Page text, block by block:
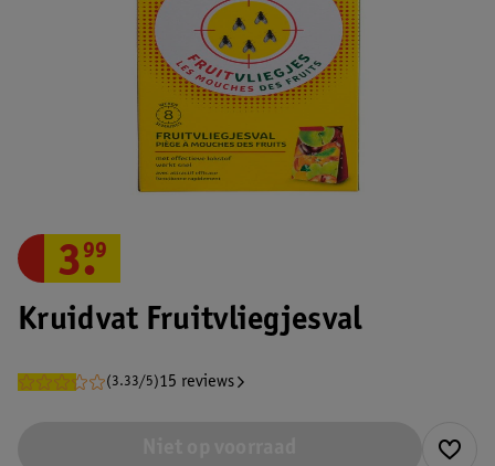
Kruidvat Fruitvliegjesval
(3.33/5)15 reviews
3.
99